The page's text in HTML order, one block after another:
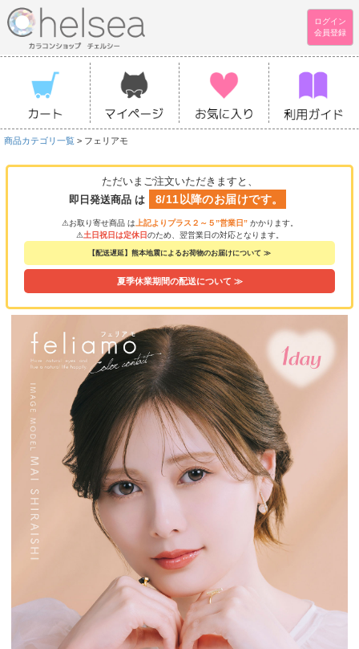
ログイン
会員登録
商品カテゴリ一覧 > フェリアモ
ただいまご注文いただきますと、
即日発送商品 は
8/11以降のお届けです。
⚠お取り寄せ商品 は 上記よりプラス２～５”営業日” かかります。
⚠土日祝日は定休日のため、翌営業日の対応となります。
【配送遅延】熊本地震によるお荷物のお届けについて ≫
夏季休業期間の配送について ≫